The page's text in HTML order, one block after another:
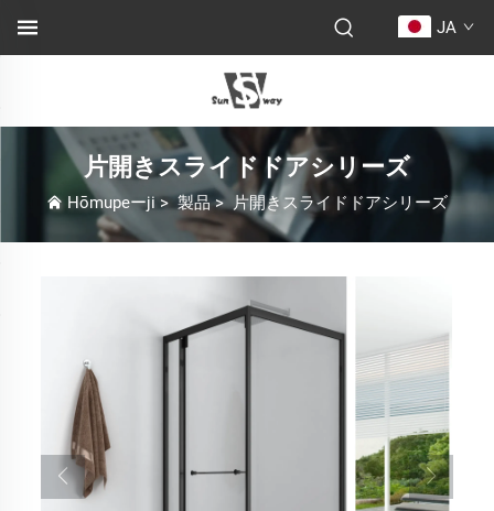
JA
片開きスライドドアシリーズ
Hōmupeーji>製品> 片開きスライドドアシリーズ